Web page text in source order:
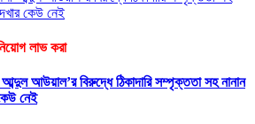
লাভ করা
আউয়াল’র বিরুদ্ধে ঠিকাদারি সম্পৃক্ততা সহ নানান
নেই